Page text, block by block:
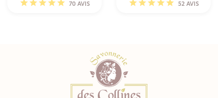
70 AVIS 52 AVIS